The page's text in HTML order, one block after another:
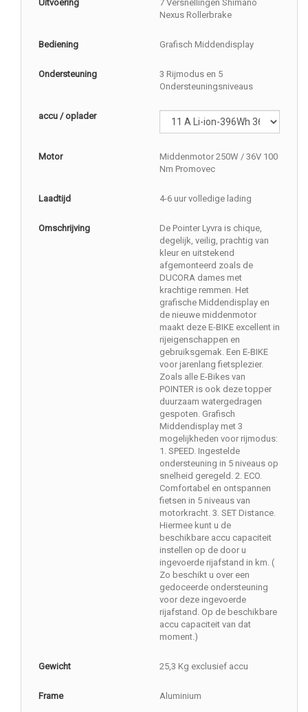
Uitvoering
7 Versnellingen Shimano
Nexus Rollerbrake
Bediening Grafisch Middendisplay
Ondersteuning
3 Rijmodus en 5
Ondersteuningsniveaus
accu / oplader
Motor
Middenmotor 250W / 36V 100
Nm Promovec
Laadtijd 4-6 uur volledige lading
Omschrijving
De Pointer Lyvra is chique,
degelijk, veilig, prachtig van
kleur en uitstekend
afgemonteerd zoals de
DUCORA dames met
krachtige remmen. Het
grafische Middendisplay en
de nieuwe middenmotor
maakt deze E-BIKE excellent in
rijeigenschappen en
gebruiksgemak. Een E-BIKE
voor jarenlang fietsplezier.
Zoals alle E-Bikes van
POINTER is ook deze topper
duurzaam watergedragen
gespoten. Grafisch
Middendisplay met 3
mogelijkheden voor rijmodus:
1. SPEED. Ingestelde
ondersteuning in 5 niveaus op
snelheid geregeld. 2. ECO.
Comfortabel en ontspannen
fietsen in 5 niveaus van
motorkracht. 3. SET Distance.
Hiermee kunt u de
beschikbare accu capaciteit
instellen op de door u
ingevoerde rijafstand in km. (
Zo beschikt u over een
gedoceerde ondersteuning
voor deze ingevoerde
rijafstand. Op de beschikbare
accu capaciteit van dat
moment.)
Gewicht 25,3 Kg exclusief accu
Frame Aluminium